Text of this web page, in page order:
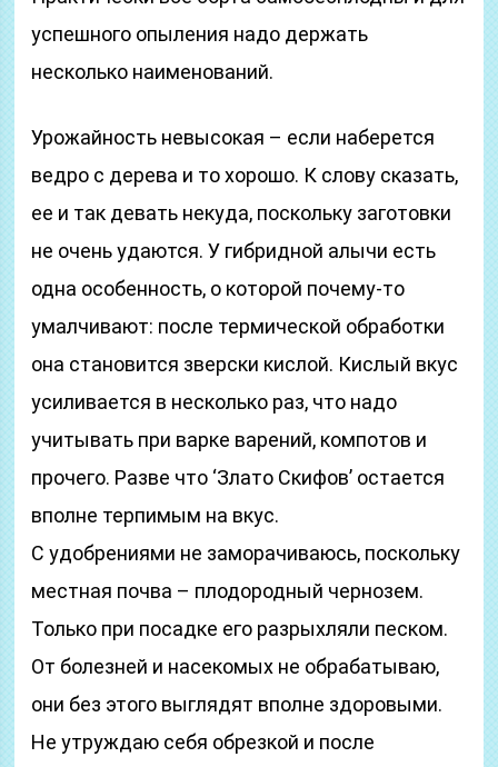
успешного опыления надо держать
несколько наименований.
Урожайность невысокая – если наберется
ведро с дерева и то хорошо. К слову сказать,
ее и так девать некуда, поскольку заготовки
не очень удаются. У гибридной алычи есть
одна особенность, о которой почему-то
умалчивают: после термической обработки
она становится зверски кислой. Кислый вкус
усиливается в несколько раз, что надо
учитывать при варке варений, компотов и
прочего. Разве что ‘Злато Скифов’ остается
вполне терпимым на вкус.
С удобрениями не заморачиваюсь, поскольку
местная почва – плодородный чернозем.
Только при посадке его разрыхляли песком.
От болезней и насекомых не обрабатываю,
они без этого выглядят вполне здоровыми.
Не утруждаю себя обрезкой и после